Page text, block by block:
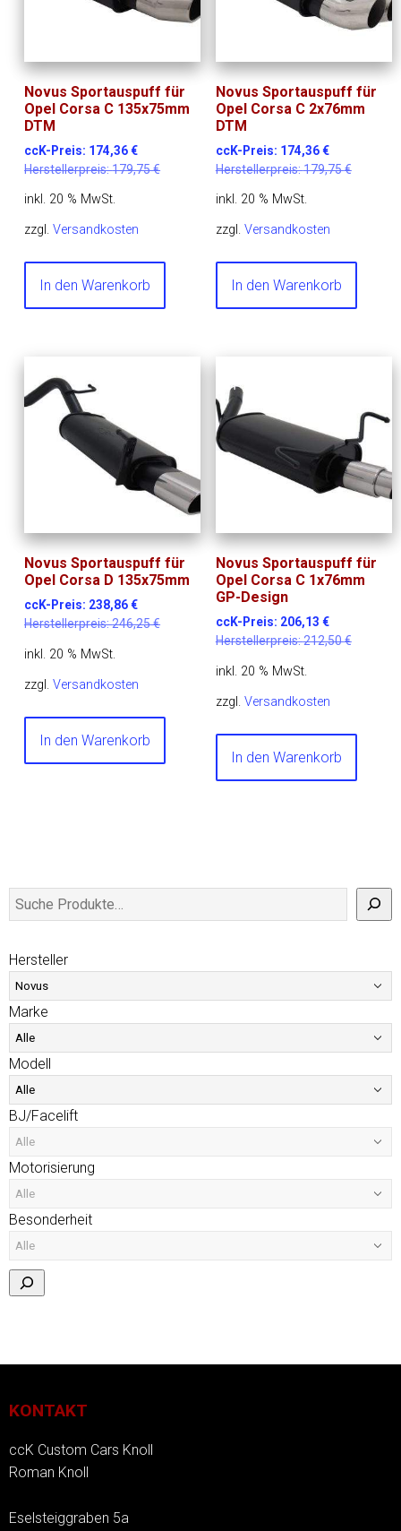
Novus Sportauspuff für
Opel Corsa C 135x75mm
DTM
ccK-Preis: 174,36€
Herstellerpreis:179,75€
inkl. 20 % MwSt.
zzgl.Versandkosten
In den Warenkorb
Novus Sportauspuff für
Opel Corsa C 2x76mm
DTM
ccK-Preis: 174,36€
Herstellerpreis:179,75€
inkl. 20 % MwSt.
zzgl. Versandkosten
In den Warenkorb
Novus Sportauspuff für
Opel Corsa D 135x75mm
ccK-Preis: 238,86€
Herstellerpreis:246,25€
inkl. 20 % MwSt.
zzgl.Versandkosten
In den Warenkorb
Novus Sportauspuff für
Opel Corsa C 1x76mm
GP-Design
ccK-Preis: 206,13 €
Herstellerpreis:212,50€
inkl. 20 % MwSt.
zzgl. Versandkosten
In den Warenkorb
Hersteller
Marke
Modell
BJ/Facelift
Motorisierung
Besonderheit
KONTAKT
ccK Custom Cars Knoll
Roman Knoll
Eselsteiggraben 5a